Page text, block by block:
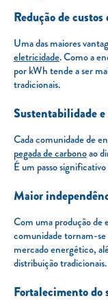
Redução de
Uma das maiores
eletricidade. Como a
por kWh tende a ser
tradicionais.
Sustentabilidade e
Cada comunidade de
pegada de carbonoao
É um passo
Maior
Com uma produção de
comunidade tornam-se
mercado energético,
distribuição tradicionais.
Fortalecimento do